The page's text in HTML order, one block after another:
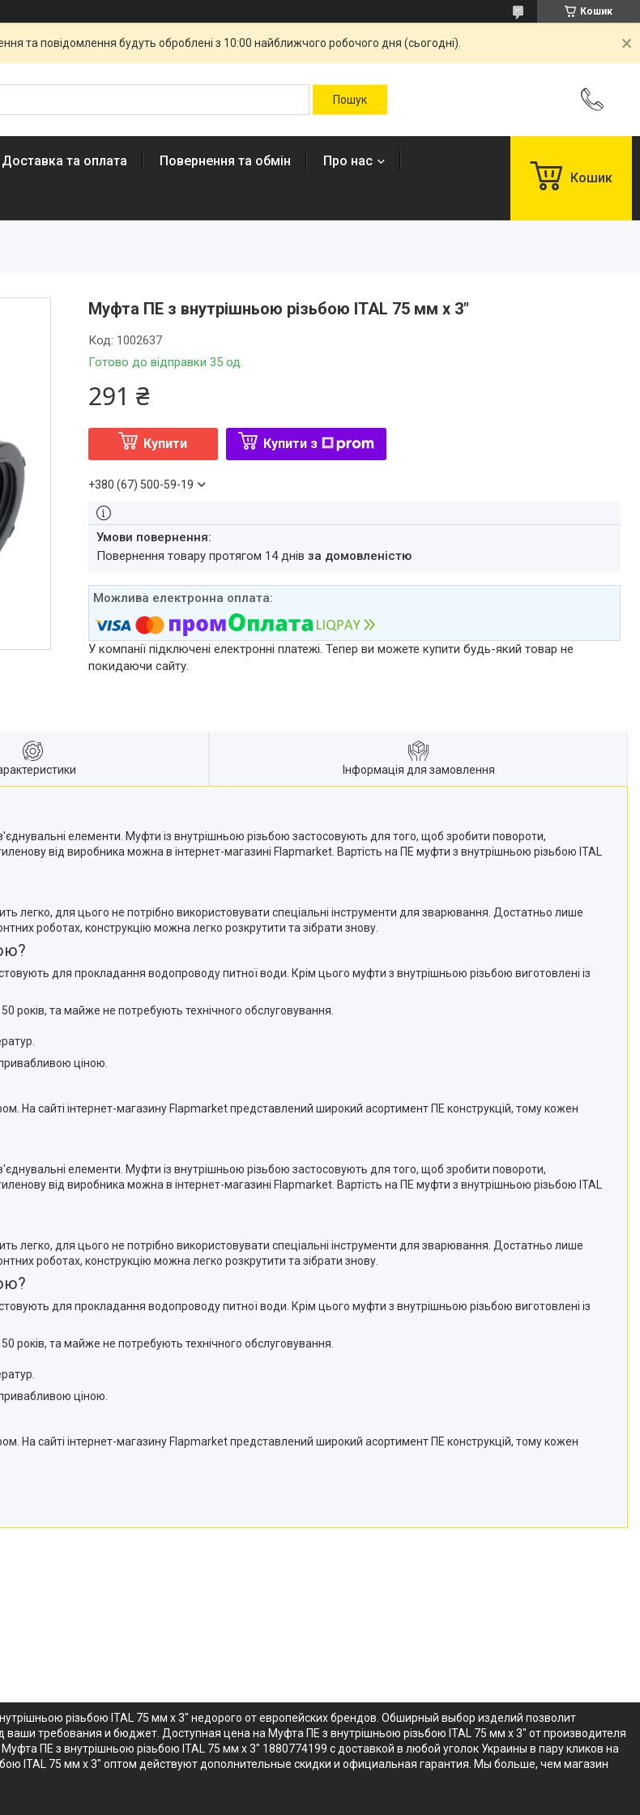
Кошик
та повідомлення будуть оброблені з 10:00 найближчого робочого дня (сьогодні).
Доставка та оплата Повернення та обмін Про нас
Кошик
Муфта ПЕ з внутрішньою різьбою ITAL 75 мм x 3"
Готово до відправки 35 од.
Код: 1002637
291 ₴
Купити Купити з
+380 (67) 500-59-19
повернення товару протягом 14 днів за домовленістю
У компанії підключені електронні платежі. Тепер ви можете купити будь-який товар не
покидаючи сайту.
Інформація для замовлення
елементи. Муфти із внутрішньою різьбою застосовують для того, щоб зробити повороти,
від виробника можна в інтернет-магазині Flapmarket. Вартість на ПЕ муфти з внутрішньою різьбою ITAL
легко, для цього не потрібно використовувати спеціальні інструменти для зварювання. Достатньо лише
роботах, конструкцію можна легко розкрутити та зібрати знову.
для прокладання водопроводу питної води. Крім цього муфти з внутрішньою різьбою виготовлені із
років, та майже не потребують технічного обслуговування.
ціною.
На сайті інтернет-магазину Flapmarket представлений широкий асортимент ПЕ конструкцій, тому кожен
елементи. Муфти із внутрішньою різьбою застосовують для того, щоб зробити повороти,
від виробника можна в інтернет-магазині Flapmarket. Вартість на ПЕ муфти з внутрішньою різьбою ITAL
легко, для цього не потрібно використовувати спеціальні інструменти для зварювання. Достатньо лише
роботах, конструкцію можна легко розкрутити та зібрати знову.
для прокладання водопроводу питної води. Крім цього муфти з внутрішньою різьбою виготовлені із
років, та майже не потребують технічного обслуговування.
ціною.
На сайті інтернет-магазину Flapmarket представлений широкий асортимент ПЕ конструкцій, тому кожен
різьбою ITAL 75 мм x 3" недорого от европейских брендов. Обширный выбор изделий позволит
требования и бюджет. Доступная цена на Муфта ПЕ з внутрішньою різьбою ITAL 75 мм x 3" от производителя
ПЕ з внутрішньою різьбою ITAL 75 мм x 3" 1880774199 с доставкой в любой уголок Украины в пару кликов на
ITAL 75 мм x 3" оптом действуют дополнительные скидки и официальная гарантия. Мы больше, чем магазин